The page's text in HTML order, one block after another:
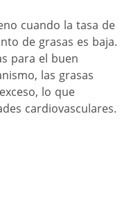
cuando la tasa de
de grasas es baja.
para el buen
las grasas
lo que
cardiovasculares.